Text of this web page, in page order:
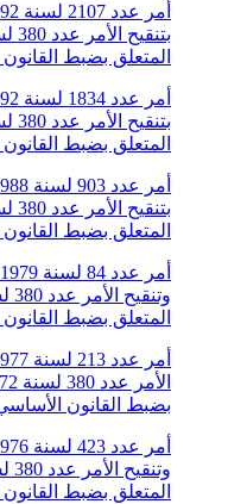
المتعلق بضبط
المتعلق بضبط
المتعلق بضبط
المتعلق بضبط
بضبط القانون
المتعلق بضبط